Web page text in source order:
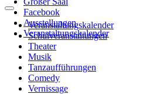
Veranstaltungskalender
Schulveranstaltungen
Theater
Musik
Tanzaufführungen
Comedy
Vernissage
Facebook
Ausstellungen
Veranstaltungskalender